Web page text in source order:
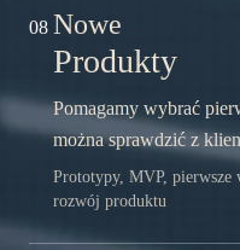
08 Nowe
Produkty
Pomagamy wybrać
można sprawdzić z
Prototypy, MVP, pierwsze
rozwój produktu